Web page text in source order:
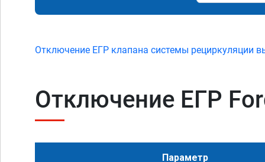
Отключение ЕГР клапана системы рециркуляции
Отключение ЕГР
Параметр